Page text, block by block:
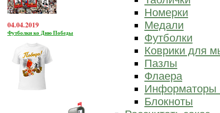
04.04.2019
Футболки ко Дню Победы
Номерки
Медали
Футболки
Коврики для
Пазлы
Флаера
Информаторы
Блокноты